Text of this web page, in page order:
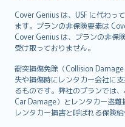
Cover Genius は、USF に代わっ
ます。プランの非保険要素は
Cover Genius は、プランの非保
受け取っておりません。
衝突損傷免除（Collision
失や損傷時にレンタカー会社に
るものです。弊社のプランでは
Car Damage）とレンタカー盗
レンタカー損害と呼ばれる保険給